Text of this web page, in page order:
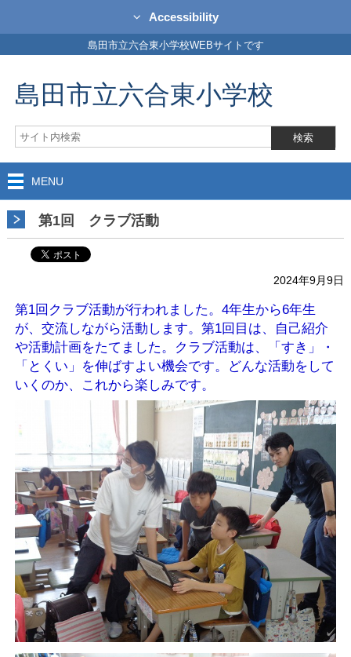
Accessibility
島田市立六合東小学校WEBサイトです
島田市立六合東小学校
MENU
第1回 クラブ活動
2024年9月9日
第1回クラブ活動が行われました。4年生から6年生
が、交流しながら活動します。第1回目は、自己紹介
や活動計画をたてました。クラブ活動は、「すき」・
「とくい」を伸ばすよい機会です。どんな活動をして
いくのか、これから楽しみです。